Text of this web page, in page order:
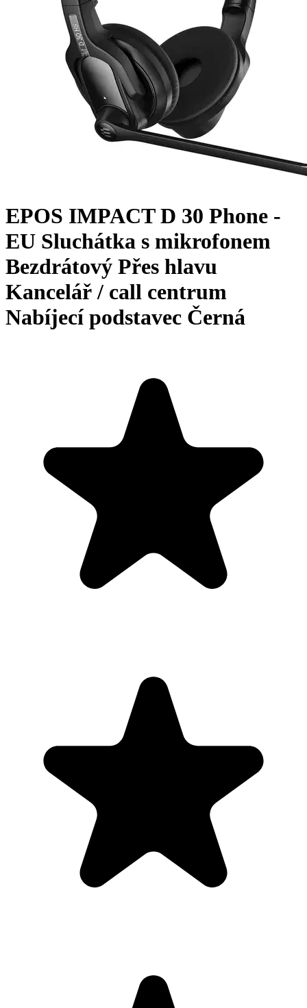
EPOS IMPACT D 30 Phone -
EU Sluchátka s mikrofonem
Bezdrátový Přes hlavu
Kancelář / call centrum
Nabíjecí podstavec Černá